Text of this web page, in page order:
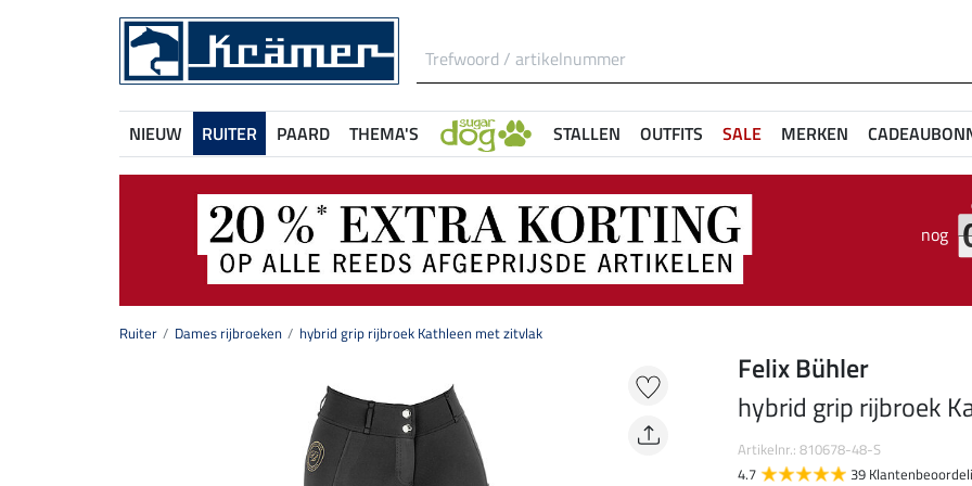
NIEUW RUITER PAARD THEMA'S STALLEN OUTFITS SALE MERKEN
nog
Ruiter Dames rijbroeken hybrid grip rijbroek Kathleen met zitvlak
Felix Bühler
hybrid grip rijbroek
Artikelnr.: 810678-48-S
4.7
39